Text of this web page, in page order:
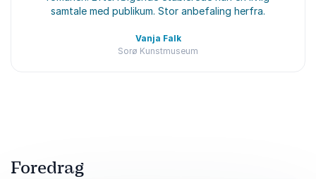
samtale med publikum. Stor anbefaling herfra.
Vanja Falk
Sorø Kunstmuseum
Foredrag